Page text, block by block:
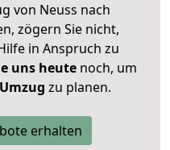
von Neuss nach
zögern Sie nicht,
in Anspruch zu
uns heutenoch, um
zu planen.
erhalten